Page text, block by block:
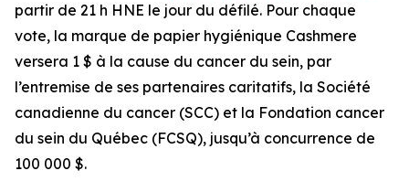
partir de 21 h HNE le jour du défilé. Pour chaque
vote, la marque de papier hygiénique Cashmere
versera 1 $ à la cause du cancer du sein, par
l’entremise de ses partenaires caritatifs, la Société
canadienne du cancer (SCC) et la Fondation cancer
du sein du Québec (FCSQ), jusqu’à concurrence de
100 000 $.